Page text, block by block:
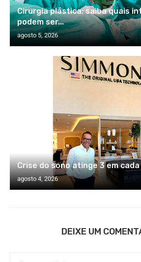
Cirurgia plástica: saiba quais
podem ser...
agosto 5, 2026
Crise do sono atinge 3 em cada
agosto 4, 2026
DEIXE UM